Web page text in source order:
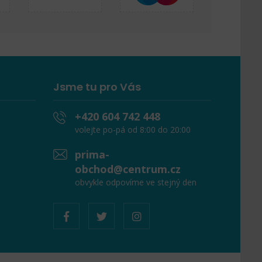
Jsme tu pro Vás
+420 604 742 448
volejte po-pá od 8:00 do 20:00
prima-
obchod@centrum.cz
obvykle odpovíme ve stejný den